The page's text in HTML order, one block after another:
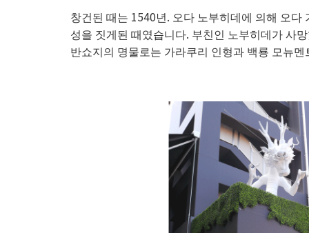
창건된 때는 1540년. 오다 노부히데에 의해 오
성을 짓게된 때였습니다. 부친인 노부히데가 사
반쇼지의 명물로는 가라쿠리 인형과 백룡 모뉴